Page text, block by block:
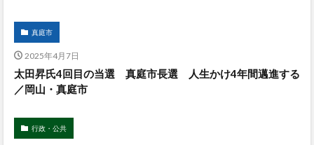
真庭市
2025年4月7日
太田昇氏4回目の当選 真庭市長選 人生かけ4年間邁進する
／岡山・真庭市
行政・公共